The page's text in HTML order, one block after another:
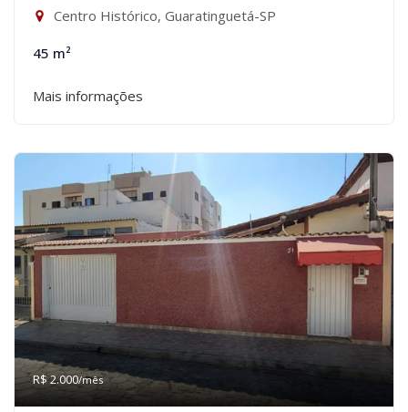
Centro Histórico, Guaratinguetá-SP
45 m²
Mais informações
R$ 2.000/mês